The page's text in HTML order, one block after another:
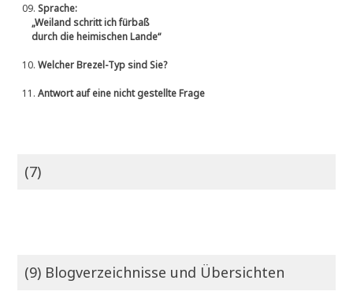
09.Sprache:
„Weiland schritt ich fürbaß
durch die heimischen Lande“
10.Welcher Brezel-Typ sind Sie?
11.Antwort auf eine nicht gestellte Frage
(7)
(9) Blogverzeichnisse und Übersichten